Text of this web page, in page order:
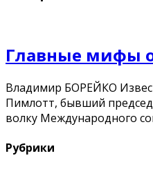
Главные мифы
Владимир БОРЕЙКО
Пимлотт, бывший
волку Международного
Рубрики